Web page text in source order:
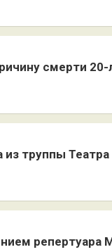
смерти
труппы Театра
репертуара